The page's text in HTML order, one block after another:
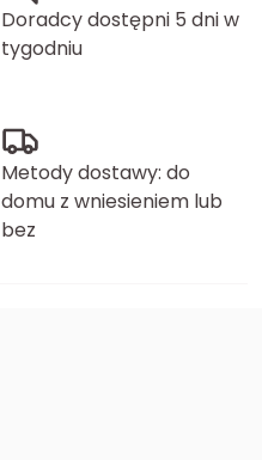
Doradcy dostępni 5 dni w
tygodniu
Metody dostawy: do
domu z wniesieniem lub
bez